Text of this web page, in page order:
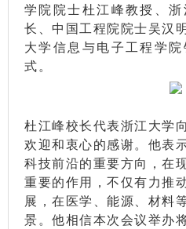
学院院士杜江峰教授、
长、中国工程院院士吴汉
大学信息与电子工程学
式。
杜江峰校长代表浙江大学
欢迎和衷心的感谢。他表
科技前沿的重要方向，在
重要的作用，不仅有力推
展，在医学、能源、材料
景。他相信本次会议举办